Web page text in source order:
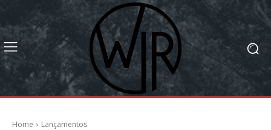
Home Lançamentos